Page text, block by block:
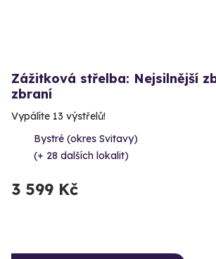
Zážitková střelba: Nejsilnější
zbraní
Vypálíte 13 výstřelů!
Bystré (okres Svitavy)
(+ 28 dalších lokalit)
3 599 Kč